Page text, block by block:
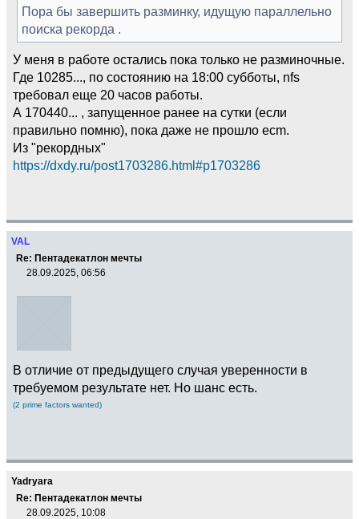
Пора бы завершить разминку, идущую параллельно
поиска рекорда .
У меня в работе остались пока только не разминочные.
Где 10285..., по состоянию на 18:00 субботы, nfs
требовал еще 20 часов работы.
А 170440... , запущенное ранее на сутки (если
правильно помню), пока даже не прошло ecm.
Из "рекордных"
https://dxdy.ru/post1703286.html#p1703286
VAL
Re: Пентадекатлон мечты
28.09.2025, 06:56
В отличие от предыдущего случая уверенности в
требуемом результате нет. Но шанс есть.
(2 prime factors wanted)
Yadryara
Re: Пентадекатлон мечты
28.09.2025, 10:08